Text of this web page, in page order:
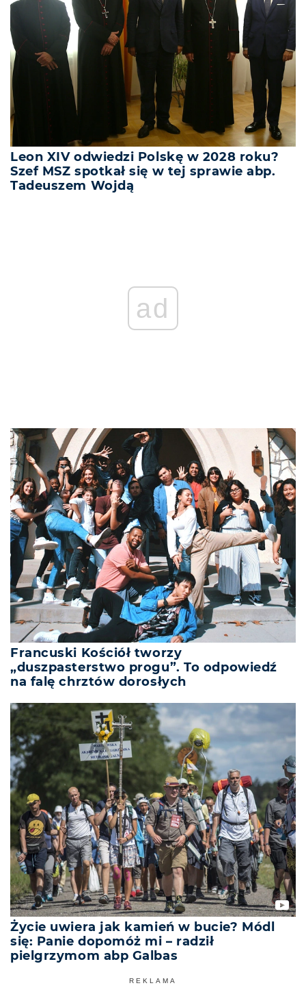
Leon XIV odwiedzi Polskę w 2028 roku?
Szef MSZ spotkał się w tej sprawie abp.
Tadeuszem Wojdą
ad
Francuski Kościół tworzy
„duszpasterstwo progu”. To odpowiedź
na falę chrztów dorosłych
Życie uwiera jak kamień w bucie? Módl
się: Panie dopomóż mi – radził
pielgrzymom abp Galbas
REKLAMA